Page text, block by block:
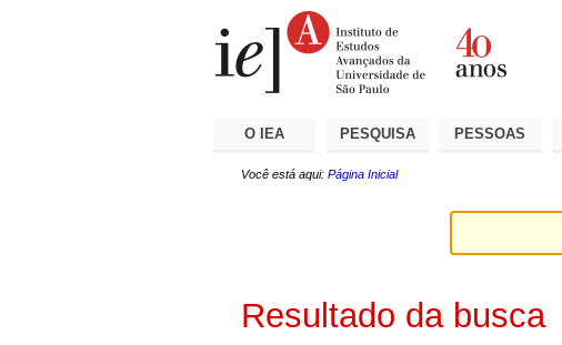
O IEA PESQUISA PESSOAS
Você está aqui: Página Inicial
Resultado da busca